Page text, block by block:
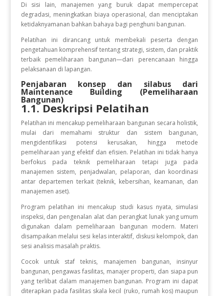
Di sisi lain, manajemen yang buruk dapat mempercepat
degradasi, meningkatkan biaya operasional, dan menciptakan
ketidaknyamanan bahkan bahaya bagi penghuni bangunan.
Pelatihan ini dirancang untuk membekali peserta dengan
pengetahuan komprehensif tentang strategi, sistem, dan praktik
terbaik pemeliharaan bangunan—dari perencanaan hingga
pelaksanaan di lapangan.
Penjabaran konsep dan silabus dari
Maintenance Building (Pemeliharaan
Bangunan)
1.1. Deskripsi Pelatihan
Pelatihan ini mencakup pemeliharaan bangunan secara holistik,
mulai dari memahami struktur dan sistem bangunan,
mengidentifikasi potensi kerusakan, hingga metode
pemeliharaan yang efektif dan efisien. Pelatihan ini tidak hanya
berfokus pada teknik pemeliharaan tetapi juga pada
manajemen sistem, penjadwalan, pelaporan, dan koordinasi
antar departemen terkait (teknik, kebersihan, keamanan, dan
manajemen aset).
Program pelatihan ini mencakup studi kasus nyata, simulasi
inspeksi, dan pengenalan alat dan perangkat lunak yang umum
digunakan dalam pemeliharaan bangunan modern. Materi
disampaikan melalui sesi kelas interaktif, diskusi kelompok, dan
sesi analisis masalah praktis.
Cocok untuk staf teknis, manajemen bangunan, insinyur
bangunan, pengawas fasilitas, manajer properti, dan siapa pun
yang terlibat dalam manajemen bangunan. Program ini dapat
diterapkan pada fasilitas skala kecil (ruko, rumah kos) maupun